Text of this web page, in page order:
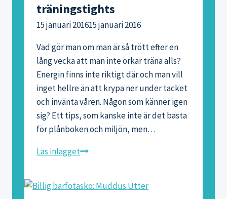
träningstights
15 januari 201615 januari 2016
Vad gör man om man är så trött efter en
lång vecka att man inte orkar träna alls?
Energin finns inte riktigt där och man vill
inget hellre än att krypa ner under täcket
och invänta våren. Någon som känner igen
sig? Ett tips, som kanske inte är det bästa
för plånboken och miljön, men…
Läs inläggetTips
galna